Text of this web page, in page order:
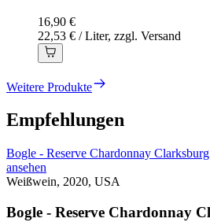
16,90 €
22,53 € / Liter, zzgl. Versand
Weitere Produkte
Empfehlungen
Bogle - Reserve Chardonnay
ansehen
Weißwein, 2020, USA
Bogle - Reserve Chardonnay